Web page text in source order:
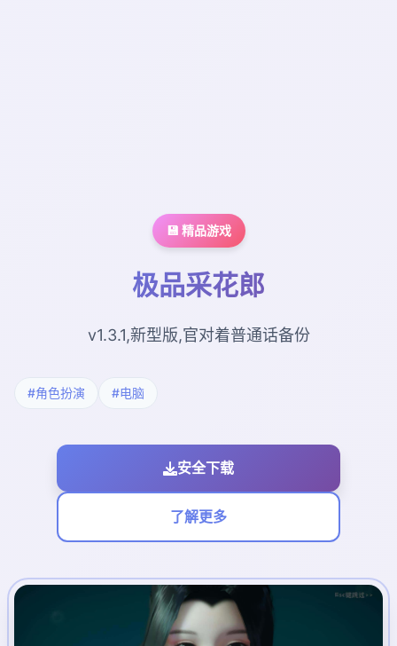
💾 精品游戏
极品采花郎
v1.3.1,新型版,官对着普通话备份
#角色扮演 #电脑
安全下载
了解更多